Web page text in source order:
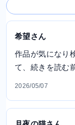
希望さん
作品が気になり
て、続きを読む
2026/05/07